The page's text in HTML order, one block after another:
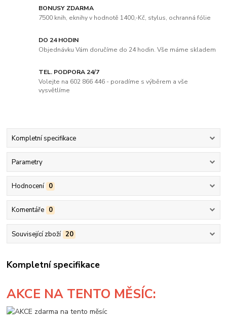
BONUSY ZDARMA
7500 knih, eknihy v hodnotě 1400,-Kč, stylus, ochranná fólie
DO 24 HODIN
Objednávku Vám doručíme do 24 hodin. Vše máme skladem
TEL. PODPORA 24/7
Volejte na 602 866 446 - poradíme s výběrem a vše
vysvětlíme
Kompletní specifikace
Parametry
Hodnocení 0
Komentáře 0
Související zboží 20
Kompletní specifikace
AKCE NA TENTO MĚSÍC: